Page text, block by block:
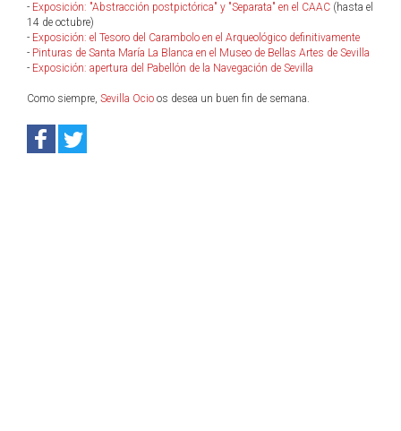
- Exposición: "Abstracción postpictórica" y "Separata" en el CAAC (hasta el
14 de octubre)
- Exposición: el Tesoro del Carambolo en el Arqueológico definitivamente
- Pinturas de Santa María La Blanca en el Museo de Bellas Artes de Sevilla
- Exposición: apertura del Pabellón de la Navegación de Sevilla
Como siempre, Sevilla Ocio os desea un buen fin de semana.